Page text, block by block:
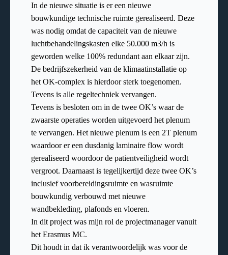
In de nieuwe situatie is er een nieuwe
bouwkundige technische ruimte gerealiseerd. Deze
was nodig omdat de capaciteit van de nieuwe
luchtbehandelingskasten elke 50.000 m3/h is
geworden welke 100% redundant aan elkaar zijn.
De bedrijfszekerheid van de klimaatinstallatie op
het OK-complex is hierdoor sterk toegenomen.
Tevens is alle regeltechniek vervangen.
Tevens is besloten om in de twee OK’s waar de
zwaarste operaties worden uitgevoerd het plenum
te vervangen. Het nieuwe plenum is een 2T plenum
waardoor er een dusdanig laminaire flow wordt
gerealiseerd woordoor de patientveiligheid wordt
vergroot. Daarnaast is tegelijkertijd deze twee OK’s
inclusief voorbereidingsruimte en wasruimte
bouwkundig verbouwd met nieuwe
wandbekleding, plafonds en vloeren.
In dit project was mijn rol de projectmanager vanuit
het Erasmus MC.
Dit houdt in dat ik verantwoordelijk was voor de